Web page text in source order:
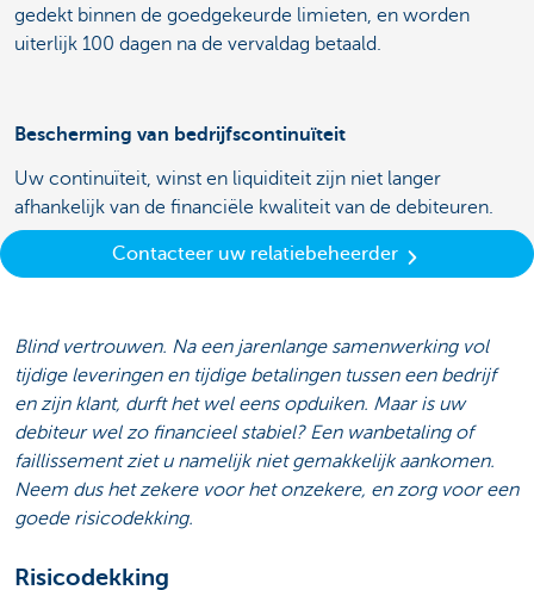
gedekt binnen de goedgekeurde limieten, en worden
uiterlijk 100 dagen na de vervaldag betaald.
Bescherming van bedrijfscontinuïteit
Uw continuïteit, winst en liquiditeit zijn niet langer
afhankelijk van de financiële kwaliteit van de debiteuren.
Contacteer uw relatiebeheerder
Blind vertrouwen. Na een jarenlange samenwerking vol
tijdige leveringen en tijdige betalingen tussen een bedrijf
en zijn klant, durft het wel eens opduiken. Maar is uw
debiteur wel zo financieel stabiel? Een wanbetaling of
faillissement ziet u namelijk niet gemakkelijk aankomen.
Neem dus het zekere voor het onzekere, en zorg voor een
goede risicodekking.
Risicodekking